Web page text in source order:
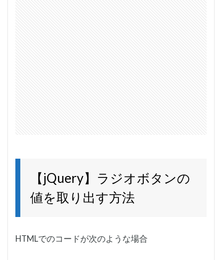
【jQuery】ラジオボタンの
値を取り出す方法
HTMLでのコードが次のような場合